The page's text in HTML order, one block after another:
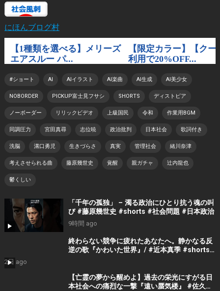
にほんブログ村
#ショート AI AIイラスト AI楽曲 AI生成 AI美少女
NOBORDER PICKUP富士見フサシ SHORTS ディストピア
ノーボーダー リリックビデオ 上級国民 令和 作業用BGM
同調圧力 宮田真尋 志位暁 政治批判 日本社会 歌詞付き
洗脳 溝口勇児 生きづらさ 真実 管理社会 緒川奈津
考えさせられる曲 藤原幾世史 覚醒 親ガチャ 辻内龍也
鬱くしい
「千年の孤独」 – 濁る政治にひとり抗う魂の叫
び #藤原幾世史 #shorts #社会問題 #日本政治
9時間 ago
終わらない競争に疲れたあなたへ。静かなる反
逆の歌『かわいた世界』/ #近本真季 #shorts
2日 ago
【亡霊の夢から醒めよ】過去の栄光にすがる日
本社会への痛烈な一撃『遠い蜃気楼』 #佐久間